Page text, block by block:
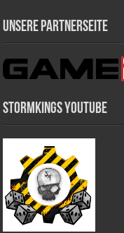
Unsere Partnerseite
Stormkings Youtube